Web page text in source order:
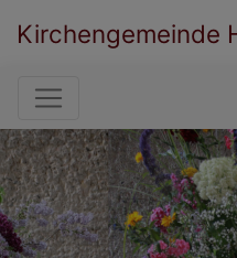
zum
Kirchengemeinde